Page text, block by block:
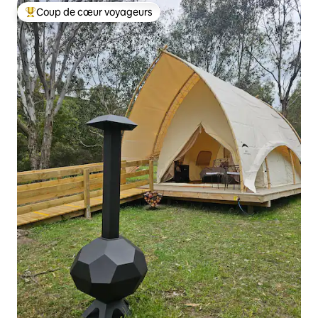
Coups de cœur voyageurs les plus appréciés
Coup de cœur voyageurs